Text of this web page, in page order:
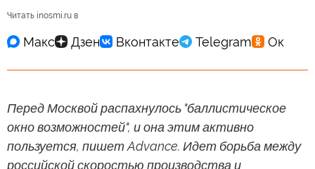
Читать inosmi.ru в
Перед Москвой распахнулось "баллистическое
окно возможностей", и она этим активно
пользуется, пишет Advance. Идет борьба между
российской скоростью производства и